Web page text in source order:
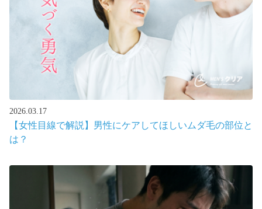
2026.03.17
【女性目線で解説】男性にケアしてほしいムダ毛の部位と
は？